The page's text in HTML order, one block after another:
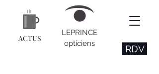
LEPRINCE
opticiens
ACTUS
RDV